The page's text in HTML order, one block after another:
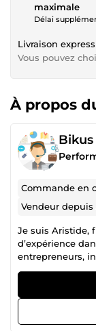
maximale
Délai
Livraison
Vous pouvez
À propos
Bikus
Commande en
Vendeur depuis
Je suis Aristide,
d’expérience
entrepreneurs,
Depuis le
collaborer avec
maisons
structurés et à
: ➡️ Support